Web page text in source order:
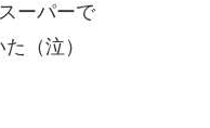
ーパーで
（泣）